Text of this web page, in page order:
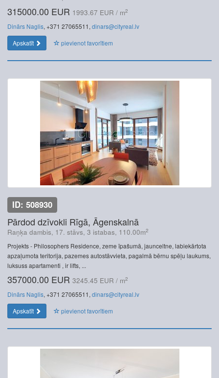
315000.00 EUR 1993.67 EUR / m2
Dinārs Naglis, +371 27065511, dinars@cityreal.lv
Apskatīt
pievienot favorītiem
ID: 508930
Pārdod dzīvokli Rīgā, Āgenskalnā
Raņķa dambis, 17. stāvs, 3 istabas, 110.00m2
Projekts - Philosophers Residence, zeme īpašumā, jaunceltne, labiekārtota
apzaļumota teritorija, pazemes autostāvvieta, pagalmā bērnu spēļu laukums,
luksuss apartamenti , ir lifts, ...
357000.00 EUR 3245.45 EUR / m2
Dinārs Naglis, +371 27065511, dinars@cityreal.lv
Apskatīt
pievienot favorītiem